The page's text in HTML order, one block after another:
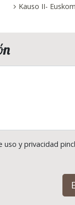
Kauso II-
uso y privacidad